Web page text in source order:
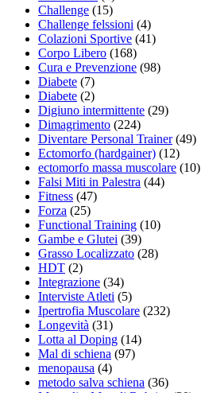
Challenge (15)
Challenge felssioni (4)
Colazioni Sportive (41)
Corpo Libero (168)
Cura e Prevenzione (98)
Diabete (7)
Diabete (2)
Digiuno intermittente (29)
Dimagrimento (224)
Diventare Personal Trainer(49)
Ectomorfo (hardgainer) (12)
ectomorfo massa muscolare (10)
Falsi Miti in Palestra (44)
Fitness (47)
Forza (25)
Functional Training (10)
Gambe e Glutei (39)
Grasso Localizzato (28)
HDT (2)
Integrazione (34)
Interviste Atleti (5)
Ipertrofia Muscolare (232)
Longevità (31)
Lotta al Doping (14)
Mal di schiena (97)
menopausa (4)
metodo salva schiena (36)